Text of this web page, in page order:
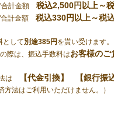
合計金額 税込2,500円以上～
合計金額 税込330円以上～税
として別途385円 を貰い受けます。
際は、振込手数料はお客様のご
は 【代金引換】 【銀行振
法はご利用いただけません。）